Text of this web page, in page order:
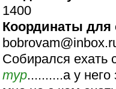
1400
Координаты для
Собирался ехать
тур..........а у